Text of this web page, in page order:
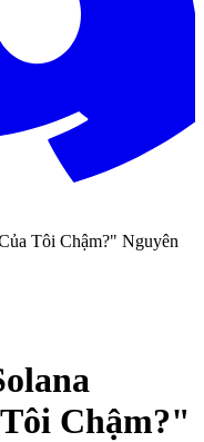
Tôi Chậm?" Nguyên
Chậm?"